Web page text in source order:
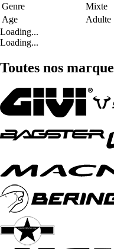
Genre
Mixte
Age
Adulte
Loading...
Loading...
Toutes nos